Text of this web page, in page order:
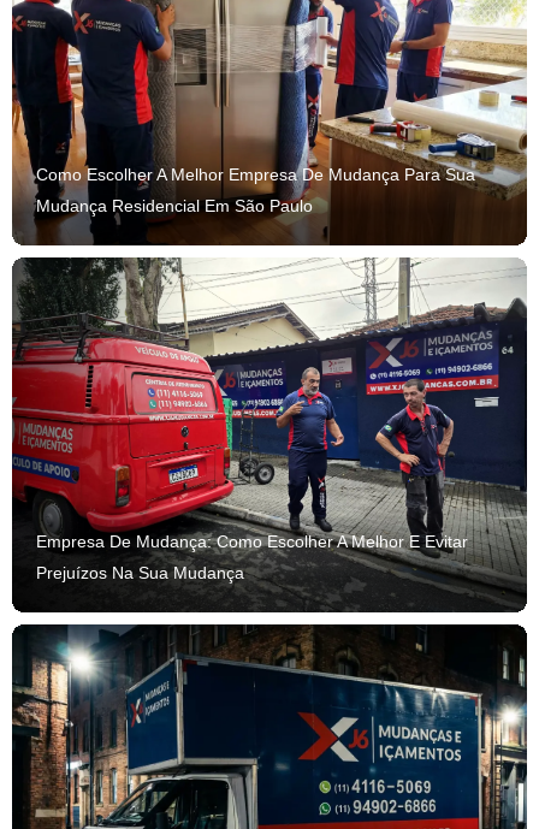
Como Escolher A Melhor Empresa De Mudança Para Sua
Mudança Residencial Em São Paulo
Empresa De Mudança: Como Escolher A Melhor E Evitar
Prejuízos Na Sua Mudança